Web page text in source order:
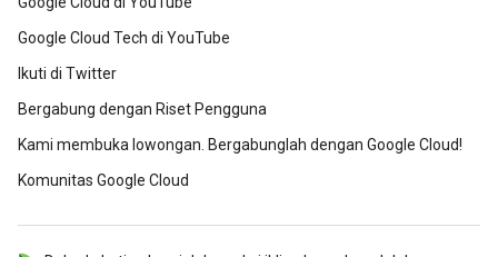
Google Cloud Tech di YouTube
Ikuti di Twitter
Bergabung dengan Riset Pengguna
Kami membuka lowongan. Bergabunglah dengan Google Cloud!
Komunitas Google Cloud